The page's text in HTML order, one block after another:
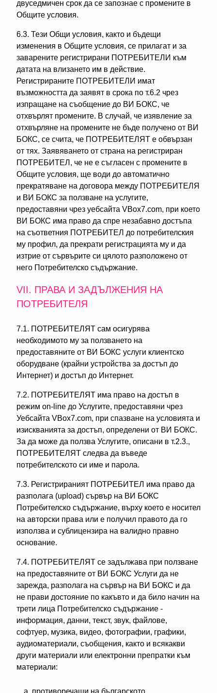
двуседмичен срок да се запознае с промените в
Общите условия.
6.3. Тези Общи условия, както и бъдещи
изменения в Общите условия, се прилагат и за
заварените регистрирани ПОТРЕБИТЕЛИ към
датата на влизането им в действие.
Регистрираните ПОТРЕБИТЕЛИ имат
възможността да заявят в срока по т.6.2 чрез
изпращане на съобщение до ВИ БОКС, че
отхвърлят промените. В случай, че изявление за
отхвърляне на промените не бъде получено от ВИ
БОКС, се счита, че ПОТРЕБИТЕЛЯТ е обвързан
от тях. Заявяването от страна на регистриран
ПОТРЕБИТЕЛ, че не е съгласен с промените в
Общите условия, ще води до автоматично
прекратяване на договора между ПОТРЕБИТЕЛЯ
и ВИ БОКС за ползване на услугите,
предоставяни чрез уебсайта VBox7.com, при което
ВИ БОКС има право да спре незабавно достъпа
на съответния ПОТРЕБИТЕЛ до потребителския
му профил, да прекрати регистрацията му и да
изтрие от сървърите си цялото разположено от
него Потребителско съдържание.
VІІ. ПРАВА И ЗАДЪЛЖЕНИЯ НА
ПОТРЕБИТЕЛЯ
7.1. ПОТРЕБИТЕЛЯТ сам осигурява
необходимото му за ползването на
предоставяните от ВИ БОКС услуги клиентско
оборудване (крайни устройства за достъп до
Интернет) и достъп до Интернет.
7.2. ПОТРЕБИТЕЛЯТ има право на достъп в
режим on-line до Услугите, предоставяни чрез
Уебсайта VBox7.com, при спазване на условията и
изискванията за достъп, определени от ВИ БОКС.
За да може да ползва Услугите, описани в т.2.3.,
ПОТРЕБИТЕЛЯТ следва да въведе
потребителското си име и парола.
7.3. Регистрираният ПОТРЕБИТЕЛ има право да
разполага (upload) сървър на ВИ БОКС
Потребителско съдържание, върху което е носител
на авторски права или е получил правото да го
използва и сублицензира на валидно правно
основание.
7.4. ПОТРЕБИТЕЛЯТ се задължава при ползване
на предоставяните от ВИ БОКС Услуги да не
зарежда, разполага на сървър на ВИ БОКС и да
не прави достояние по какъвто и да било начин на
трети лица Потребителско съдържание -
информация, данни, текст, звук, файлове,
софтуер, музика, видео, фотографии, графики,
аудиоматериали, съобщения, както и всякакви
други материали или електронни препратки към
материали:
а. противоречащи на българското